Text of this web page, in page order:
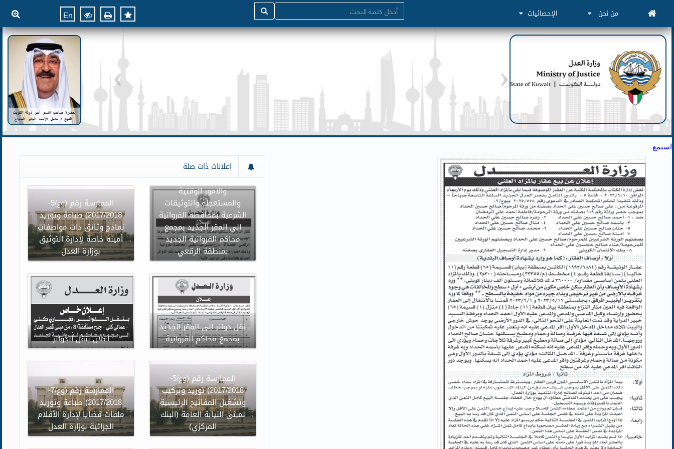
من نحن الإحصائيات En
استمع
اعلانات ذات صلة
الممارسة رقم (وع/9-
2017/2018) طباعة وتوريد
نماذج وثائق ذات مواصفات
أمينه خاصة لإدارة التوثيق
بوزارة العدل
إعلان من وزارة العدل بنقل
جميع دوائر محكمة الاسرة
والامور الوقتية
والمستعجلة والتوثيقات
الشرعية بمحافظة الفروانية
الى المقر الجديد بمجمع
محاكم الفروانية الجديد
بمنطقة الرقعي
اعلان بنقل الدوائر
نقل دوائر إلى المقر الجديد
بمجمع محاكم الفروانية
الممارسة رقم (وع/7-
2017/2018) طباعة وتوريد
ملفات قضايا لإدارة الأقلام
الجزائية بوزارة العدل
الممارسة رقم (وع/5-
2017/2018) توريد وتركيب
وتشغيل المفاتيح الرئيسية
لمبنى النيابة العامة (البنك
المركزي)